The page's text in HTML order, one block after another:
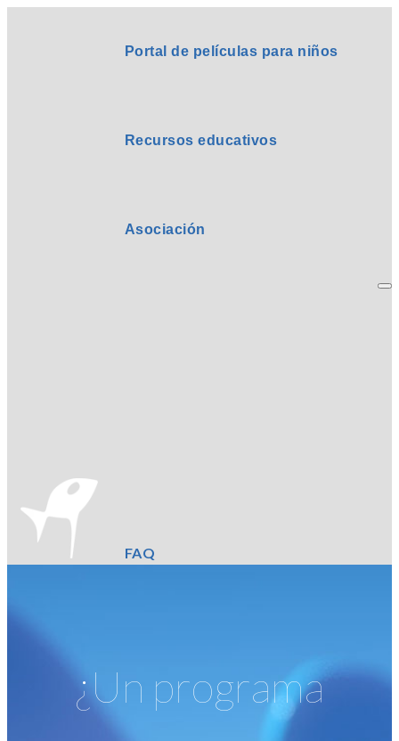
Portal de películas para niños
Recursos educativos
Asociación
FAQ
¿Un programa